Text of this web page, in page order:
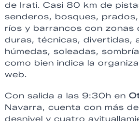
de Irati. Casi 80 km de
senderos, bosques,
ríos y barrancos con zonas
duras, técnicas, divertidas,
húmedas, soleadas,
como bien indica la
web.
Con salida a las 9:30h en
Navarra, cuenta con más
desnivel y cuatro